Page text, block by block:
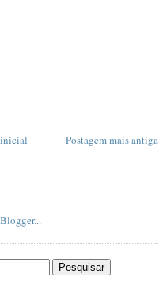
Postagem mais antiga